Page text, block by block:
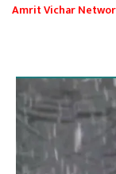
Amrit Vichar